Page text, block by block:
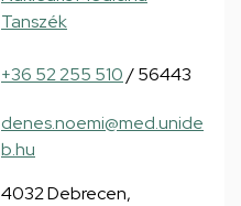
Tanszék
+36 52 255 510/ 56443
denes.noemi@med.unide
b.hu
4032 Debrecen,